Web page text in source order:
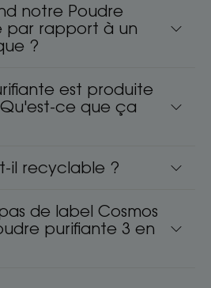
notre Poudre
par rapport à un
?
est produite
ce que ça
il recyclable ?
de label Cosmos
purifiante 3 en